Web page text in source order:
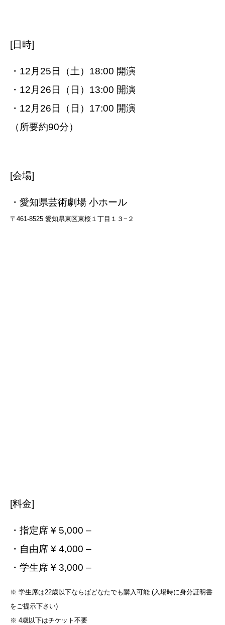
[日時]
・12月25日（土）18:00 開演
・12月26日（日）13:00 開演
・12月26日（日）17:00 開演
（所要約90分）
[会場]
・愛知県芸術劇場 小ホール
〒461-8525 愛知県東区東桜１丁目１３−２
[料金]
・指定席 ¥ 5,000 –
・自由席 ¥ 4,000 –
・学生席 ¥ 3,000 –
※ 学生席は22歳以下ならばどなたでも購入可能 (入場時に身分証明書
をご提示下さい)
※ 4歳以下はチケット不要